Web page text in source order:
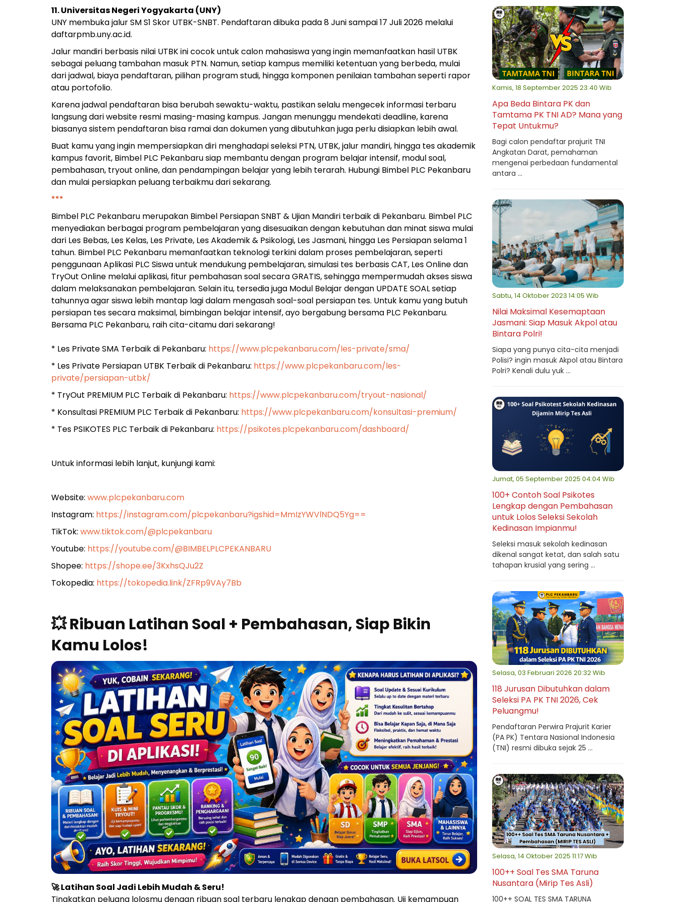
11. Universitas Negeri Yogyakarta (UNY)
UNY membuka jalur SM S1 Skor UTBK-SNBT. Pendaftaran dibuka pada 8 Juni sampai 17 Juli 2026 melalui
daftarpmb.uny.ac.id.
Jalur mandiri berbasis nilai UTBK ini cocok untuk calon mahasiswa yang ingin memanfaatkan hasil UTBK
sebagai peluang tambahan masuk PTN. Namun, setiap kampus memiliki ketentuan yang berbeda, mulai
dari jadwal, biaya pendaftaran, pilihan program studi, hingga komponen penilaian tambahan seperti rapor
atau portofolio.
Karena jadwal pendaftaran bisa berubah sewaktu-waktu, pastikan selalu mengecek informasi terbaru
langsung dari website resmi masing-masing kampus. Jangan menunggu mendekati deadline, karena
biasanya sistem pendaftaran bisa ramai dan dokumen yang dibutuhkan juga perlu disiapkan lebih awal.
Buat kamu yang ingin mempersiapkan diri menghadapi seleksi PTN, UTBK, jalur mandiri, hingga tes akademik
kampus favorit, Bimbel PLC Pekanbaru siap membantu dengan program belajar intensif, modul soal,
pembahasan, tryout online, dan pendampingan belajar yang lebih terarah. Hubungi Bimbel PLC Pekanbaru
dan mulai persiapkan peluang terbaikmu dari sekarang.
***
Bimbel PLC Pekanbaru merupakan Bimbel Persiapan SNBT & Ujian Mandiri terbaik di Pekanbaru. Bimbel PLC
menyediakan berbagai program pembelajaran yang disesuaikan dengan kebutuhan dan minat siswa mulai
dari Les Bebas, Les Kelas, Les Private, Les Akademik & Psikologi, Les Jasmani, hingga Les Persiapan selama 1
tahun. Bimbel PLC Pekanbaru memanfaatkan teknologi terkini dalam proses pembelajaran, seperti
penggunaan Aplikasi PLC Siswa untuk mendukung pembelajaran, simulasi tes berbasis CAT, Les Online dan
TryOut Online melalui aplikasi, fitur pembahasan soal secara GRATIS, sehingga mempermudah akses siswa
dalam melaksanakan pembelajaran. Selain itu, tersedia juga Modul Belajar dengan UPDATE SOAL setiap
tahunnya agar siswa lebih mantap lagi dalam mengasah soal-soal persiapan tes. Untuk kamu yang butuh
persiapan tes secara maksimal, bimbingan belajar intensif, ayo bergabung bersama PLC Pekanbaru.
Bersama PLC Pekanbaru, raih cita-citamu dari sekarang!
* Les Private SMA Terbaik di Pekanbaru: https://www.plcpekanbaru.com/les-private/sma/
* Les Private Persiapan UTBK Terbaik di Pekanbaru: https://www.plcpekanbaru.com/les-
private/persiapan-utbk/
* TryOut PREMIUM PLC Terbaik di Pekanbaru: https://www.plcpekanbaru.com/tryout-nasional/
* Konsultasi PREMIUM PLC Terbaik di Pekanbaru: https://www.plcpekanbaru.com/konsultasi-premium/
* Tes PSIKOTES PLC Terbaik di Pekanbaru: https://psikotes.plcpekanbaru.com/dashboard/
Untuk informasi lebih lanjut, kunjungi kami:
Website: www.plcpekanbaru.com
Instagram: https://instagram.com/plcpekanbaru?igshid=MmIzYWVlNDQ5Yg==
TikTok: www.tiktok.com/@plcpekanbaru
Youtube: https://youtube.com/@BIMBELPLCPEKANBARU
Shopee: https://shope.ee/3KxhsQJu2Z
Tokopedia: https://tokopedia.link/ZFRp9VAy7Bb
💥 Ribuan Latihan Soal + Pembahasan, Siap Bikin
Kamu Lolos!
🚀 Latihan Soal Jadi Lebih Mudah & Seru!
Tingkatkan peluang lolosmu dengan ribuan soal terbaru lengkap dengan pembahasan. Uji kemampuan
Kamis, 18 September 2025 23:40 Wib
Apa Beda Bintara PK dan
Tamtama PK TNI AD? Mana yang
Tepat Untukmu?
Bagi calon pendaftar prajurit TNI
Angkatan Darat, pemahaman
mengenai perbedaan fundamental
antara ...
Sabtu, 14 Oktober 2023 14:05 Wib
Nilai Maksimal Kesemaptaan
Jasmani: Siap Masuk Akpol atau
Bintara Polri!
Siapa yang punya cita-cita menjadi
Polisi? ingin masuk Akpol atau Bintara
Polri? Kenali dulu yuk ...
Jumat, 05 September 2025 04:04 Wib
100+ Contoh Soal Psikotes
Lengkap dengan Pembahasan
untuk Lolos Seleksi Sekolah
Kedinasan Impianmu!
Seleksi masuk sekolah kedinasan
dikenal sangat ketat, dan salah satu
tahapan krusial yang sering ...
Selasa, 03 Februari 2026 20:32 Wib
118 Jurusan Dibutuhkan dalam
Seleksi PA PK TNI 2026, Cek
Peluangmu!
Pendaftaran Perwira Prajurit Karier
(PA PK) Tentara Nasional Indonesia
(TNI) resmi dibuka sejak 25 ...
Selasa, 14 Oktober 2025 11:17 Wib
100++ Soal Tes SMA Taruna
Nusantara (Mirip Tes Asli)
100++ SOAL TES SMA TARUNA